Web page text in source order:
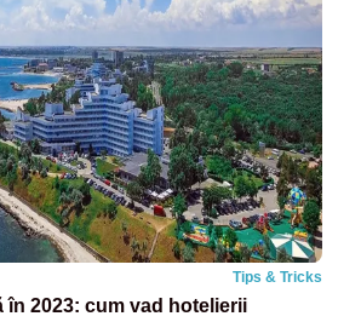
Tips & Tricks
în 2023: cum vad hotelierii